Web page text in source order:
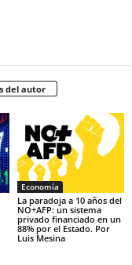
del autor
Economía
La paradoja a 10 años del
NO+AFP: un sistema
privado financiado en un
88% por el Estado. Por
Luis Mesina